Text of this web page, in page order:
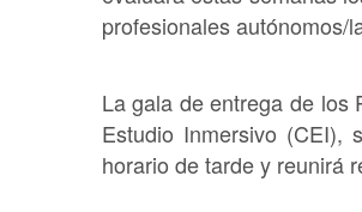
profesionales autónomos/
La gala de entrega de los
Estudio Inmersivo
horario de tarde y reunirá